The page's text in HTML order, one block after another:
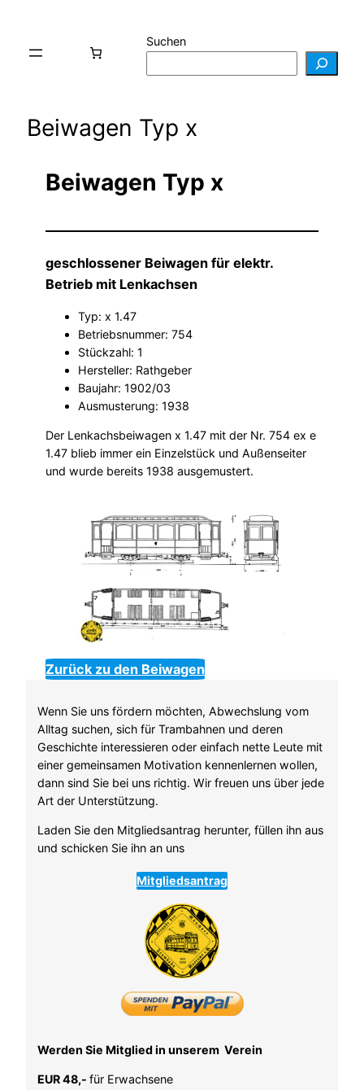
Suchen
Beiwagen Typ x
Beiwagen Typ x
geschlossener Beiwagen für elektr.
Betrieb mit Lenkachsen
Typ: x 1.47
Betriebsnummer: 754
Stückzahl: 1
Hersteller: Rathgeber
Baujahr: 1902/03
Ausmusterung: 1938
Der Lenkachsbeiwagen x 1.47 mit der Nr. 754 ex e
1.47 blieb immer ein Einzelstück und Außenseiter
und wurde bereits 1938 ausgemustert.
Zurück zu den Beiwagen
Wenn Sie uns fördern möchten, Abwechslung vom
Alltag suchen, sich für Trambahnen und deren
Geschichte interessieren oder einfach nette Leute mit
einer gemeinsamen Motivation kennenlernen wollen,
dann sind Sie bei uns richtig. Wir freuen uns über jede
Art der Unterstützung.
Laden Sie den Mitgliedsantrag herunter, füllen ihn aus
und schicken Sie ihn an uns
Mitgliedsantrag
Werden Sie Mitglied in unserem Verein
EUR 48,- für Erwachsene